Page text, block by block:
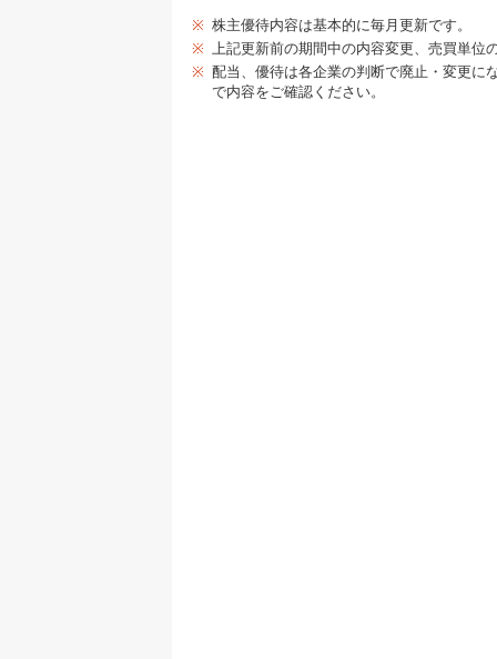
※ 株主優待内容は基本的に毎月更新です。
※ 上記更新前の期間中の内容変更、売買単位
※ 配当、優待は各企業の判断で廃止・変更に
で内容をご確認ください。